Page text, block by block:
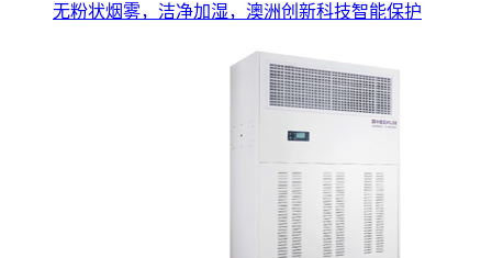
无粉状烟雾，洁净加湿，澳洲创新科技智能保护